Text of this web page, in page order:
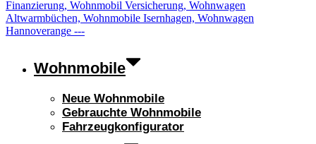
Wohnmobile
Neue Wohnmobile
Gebrauchte Wohnmobile
Fahrzeugkonfigurator